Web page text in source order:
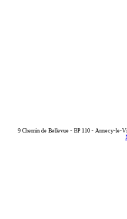
9 Chemin de Bellevue - BP 110 - Annecy-le-